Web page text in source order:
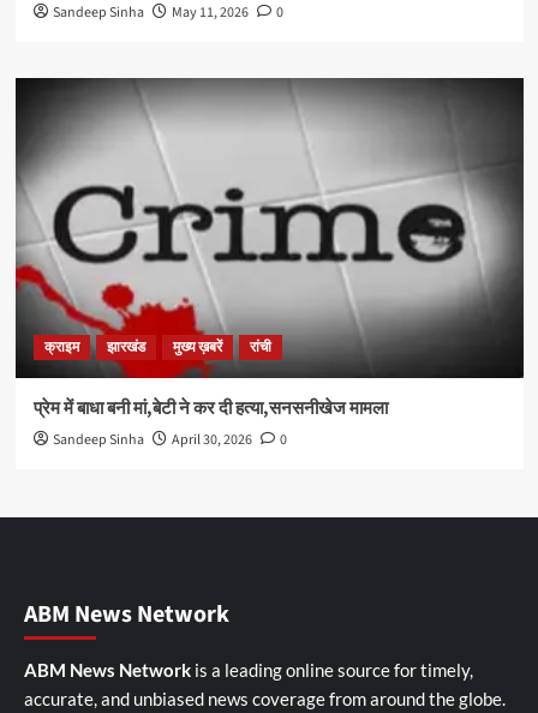
Sandeep Sinha May 11, 2026 0
क्राइम झारखंड मुख्य ख़बरें रांची
प्रेम में बाधा बनी मां,बेटी ने कर दी हत्या,सनसनीखेज मामला
Sandeep Sinha April 30, 2026 0
ABM News Network
ABM News Network is a leading online source for timely,
accurate, and unbiased news coverage from around the globe.